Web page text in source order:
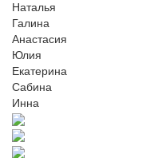
Наталья
Галина
Анастасия
Юлия
Екатерина
Сабина
Инна